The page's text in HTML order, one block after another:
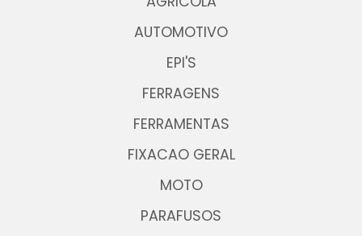
AUTOMOTIVO
EPI'S
FERRAGENS
FERRAMENTAS
FIXACAO GERAL
MOTO
PARAFUSOS